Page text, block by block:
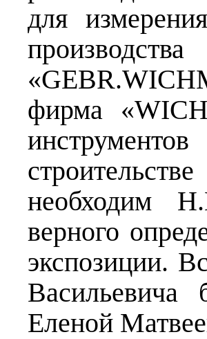
для
фирма
необходим
верного
экспозиции.
Еленой